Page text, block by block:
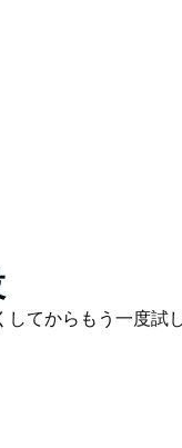
てからもう一度試